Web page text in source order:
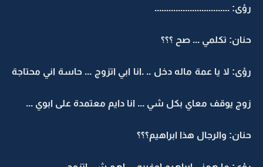
رؤى: ................................
حنان: تكلمي ... صح ؟؟؟
رؤى: لا يا عمة ماله دخل .. .انا ابي اتزوج ... حاسة اني محتاجة
زوج يوقف معاي بكل شي ... انا دايم معتمدة على ابوي ...
حنان: والرجال هذا ابراهيم؟؟؟